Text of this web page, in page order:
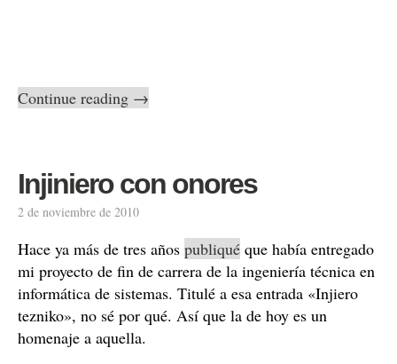
Continue reading →
Injiniero con onores
2 de noviembre de 2010
Hace ya más de tres años publiqué que había entregado
mi proyecto de fin de carrera de la ingeniería técnica en
informática de sistemas. Titulé a esa entrada «Injiero
tezniko», no sé por qué. Así que la de hoy es un
homenaje a aquella.